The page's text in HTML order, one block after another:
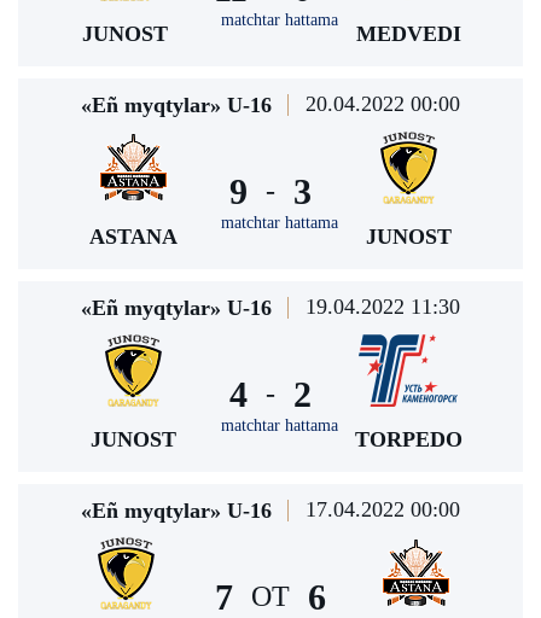
JUNOST
matchtar hattama
MEDVEDI
«Eñ myqtylar» U-16 20.04.2022 00:00
ASTANA
9 -
matchtar hattama
3
JUNOST
«Eñ myqtylar» U-16 19.04.2022 11:30
JUNOST
4 -
matchtar hattama
2
TORPEDO
«Eñ myqtylar» U-16 17.04.2022 00:00
7 ОТ 6